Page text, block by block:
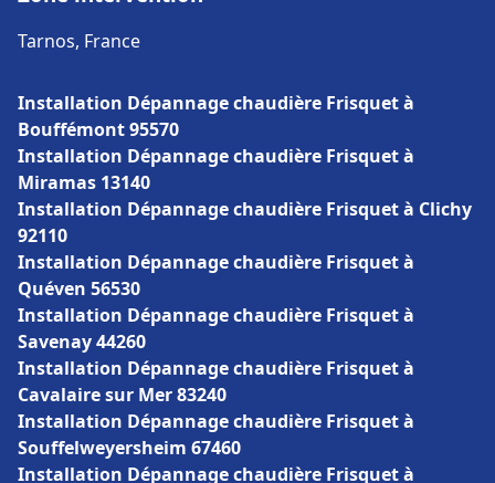
Tarnos, France
Installation Dépannage chaudière Frisquet à
Bouffémont 95570
Installation Dépannage chaudière Frisquet à
Miramas 13140
Installation Dépannage chaudière Frisquet à Clichy
92110
Installation Dépannage chaudière Frisquet à
Quéven 56530
Installation Dépannage chaudière Frisquet à
Savenay 44260
Installation Dépannage chaudière Frisquet à
Cavalaire sur Mer 83240
Installation Dépannage chaudière Frisquet à
Souffelweyersheim 67460
Installation Dépannage chaudière Frisquet à